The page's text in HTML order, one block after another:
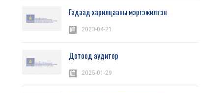
Гадаад харилцааны мэргэжилтэн
2023-04-21
Дотоод аудитор
2025-01-29